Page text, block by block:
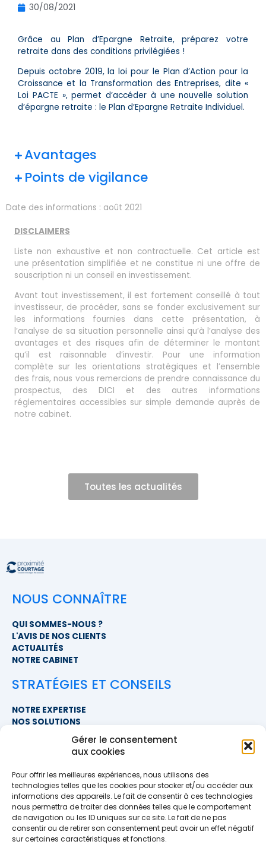
Gérer le consentement
aux cookies
Pour offrir les meilleures expériences, nous utilisons des
technologies telles que les cookies pour stocker et/ou accéder aux
informations des appareils. Le fait de consentir à ces technologies
nous permettra de traiter des données telles que le comportement
de navigation ou les ID uniques sur ce site. Le fait de ne pas
consentir ou de retirer son consentement peut avoir un effet négatif
sur certaines caractéristiques et fonctions.
30/08/2021
Grâce au Plan d’Epargne Retraite, préparez votre
retraite dans des conditions privilégiées !
Depuis octobre 2019, la loi pour le Plan d’Action pour la
Croissance et la Transformation des Entreprises, dite «
Loi PACTE », permet d’accéder à une nouvelle solution
d’épargne retraite : le Plan d’Epargne Retraite Individuel.
Avantages
Points de vigilance
Date des informations : août 2021
DISCLAIMERS
Liste non exhaustive et non contractuelle. Cet article est
une présentation simplifiée et ne constitue ni une offre de
souscription ni un conseil en investissement.
Avant tout investissement, il est fortement conseillé à tout
investisseur, de procéder, sans se fonder exclusivement sur
les informations fournies dans cette présentation, à
l’analyse de sa situation personnelle ainsi qu’à l’analyse des
avantages et des risques afin de déterminer le montant
qu’il est raisonnable d’investir. Pour une information
complète sur les orientations stratégiques et l’ensemble
des frais, nous vous remercions de prendre connaissance du
prospectus, des DICI et des autres informations
réglementaires accessibles sur simple demande auprès de
notre cabinet.
Toutes les actualités
NOUS CONNAÎTRE
QUI SOMMES-NOUS ?
L'AVIS DE NOS CLIENTS
ACTUALITÉS
NOTRE CABINET
STRATÉGIES ET CONSEILS
NOTRE EXPERTISE
NOS SOLUTIONS
NOUS CONTACTER
SIÈGE SOCIAL
PROXIMITÉ COURTAGE
678 BOULEVARD DES HUNAUDIÈRES
72230 RUAUDIN
TÉLÉPHONE >> AFFICHER LE NUMÉRO <<
EMAIL
contact@proximite-courtage.fr